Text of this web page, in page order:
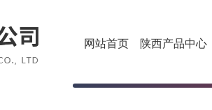
网站首页 陕西产品中心